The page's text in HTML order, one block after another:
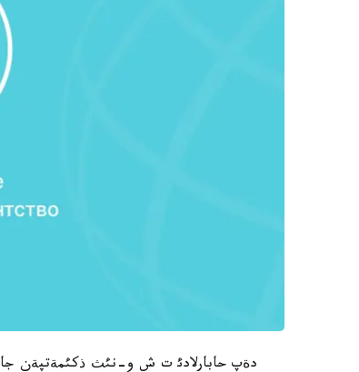
دةپ حابارلادئ ت ش و-نئث ذكئمةتپةن